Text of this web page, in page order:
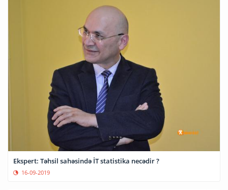
Ekspert: Təhsil sahəsində İT statistika necədir ?
16-09-2019